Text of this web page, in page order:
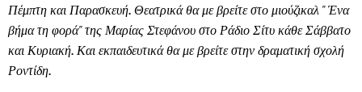
Πέμπτη και Παρασκευή. Θεατρικά θα με βρείτε στο μιούζικαλ " Ένα
βήμα τη φορά" της Μαρίας Στεφάνου στο Ράδιο Σίτυ κάθε Σάββατο
και Κυριακή. Και εκπαιδευτικά θα με βρείτε στην δραματική σχολή
Ροντίδη.